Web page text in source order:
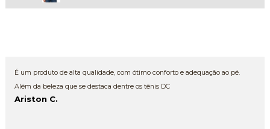
É um produto de alta qualidade, com ótimo conforto e adequação ao pé.
Além da beleza que se destaca dentre os tênis DC
Ariston C.